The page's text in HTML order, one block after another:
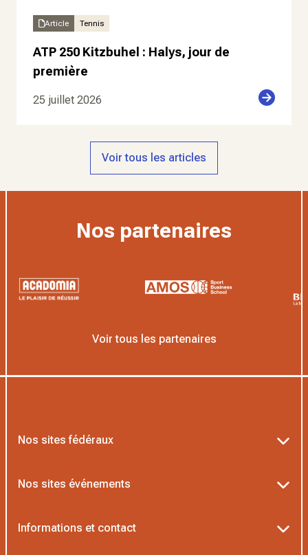
Article Tennis
ATP 250 Kitzbuhel : Halys, jour de
première
25 juillet 2026
Voir tous les articles
Nos partenaires
Voir tous les partenaires
Nos sites fédéraux
Nos sites événements
Informations et contact